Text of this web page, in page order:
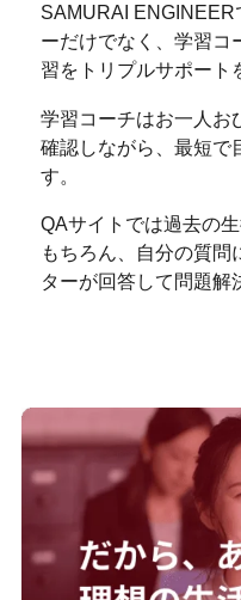
SAMURAI
ーだけでなく、学習コ
習をトリプルサポート
学習コーチはお一人お
確認しながら、最短で
す。
QAサイトでは過去の
もちろん、自分の質問
ターが回答して問題解